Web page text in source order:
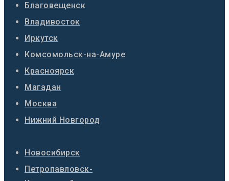
Благовещенск
Владивосток
Иркутск
Комсомольск-на-Амуре
Красноярск
Магадан
Москва
Нижний Новгород
Новосибирск
Петропавловск-